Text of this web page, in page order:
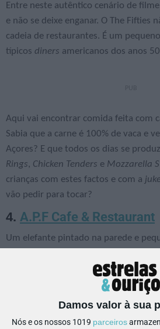
Damos valor à sua
Nós e os nossos 1019 parceiros
Entre neste autêntico cenário de
e não se deixe enganar. O The Fifties
cadeia de restaurantes. É um
típicos diners americanos dos anos
Aqui vai encontrar comida feita com
Sabia que a carne é 100% de vaca e
Açores? E que todos os dias se
Rings, Chicken Tenders e Mozzarella
crianças com estes factos e com a
vão pedir para tocar?
4. A.P.F Cafe & Restaurant
Um elefante pintado na parede e
Lapa. Nos dias de melhor tempo há
esplanada. Mas o interior também
Enquanto espera pela comida deixe o
trampolim, brincar ou subir a parede